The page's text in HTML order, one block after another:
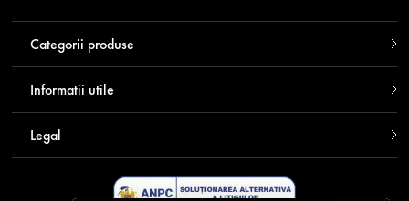
Categorii produse
Informatii utile
Legal